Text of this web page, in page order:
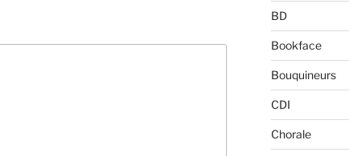
BD
Bookface
Bouquineurs
CDI
Chorale